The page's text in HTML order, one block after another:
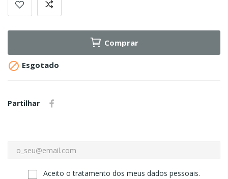
Comprar
 Esgotado
Partilhar
Aceito o tratamento dos meus dados pessoais.